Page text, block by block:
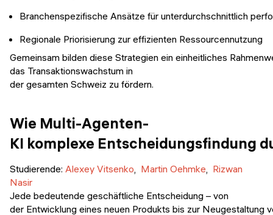
Branchenspezifische Ansätze für unterdurchschnittlich
Regionale Priorisierung zur effizienten Ressourcennutzung
Gemeinsam bilden diese Strategien ein einheitliches
das Transaktionswachstum in
der gesamten Schweiz zu fördern.
Wie Multi-Agenten-
KI komplexe Entscheidungsfindung
Studierende: Alexey Vitsenko, Martin Oehmke, Rizwan
Nasir
Jede bedeutende geschäftliche Entscheidung – von
der Entwicklung eines neuen Produkts bis zur Neugestaltung